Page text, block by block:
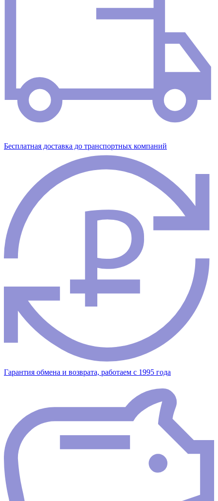
Бесплатная доставка до транспортных компаний
Гарантия обмена и возврата, работаем с 1995 года